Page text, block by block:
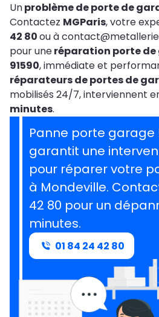
Unproblème de porte de
Contactez MGParis, votre
42 80ou à
pour uneréparation porte
91590, immédiate et
réparateurs de portes de
mobilisés 24/7, interviennent
minutes.
Panne porte garage
garantit une
pour réparer votre
à Mondeville.
42 80 pour un
minutes.
01 84 24 42 80